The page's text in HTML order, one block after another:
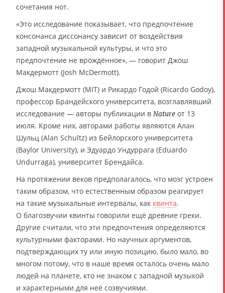
сочетания нот.
«Это исследование показывает, что предпочтение
консонанса диссонансу зависит от воздействия
западной музыкальной культуры, и что это
предпочтение не врождённое», — говорит Джош
Макдермотт (Josh McDermott).
Джош Макдермотт (MIT) и Рикардо Годой (Ricardo Godoy),
профессор Брандейского университета, возглавлявший
исследование — авторы публикации в Nature от 13
июля. Кроме них, авторами работы являются Алан
Шульц (Alan Schultz) из Бейлорского университета
(Baylor University), и Эдуардо Ундуррага (Eduardo
Undurraga), университет Брендайса.
На протяжении веков предполагалось, что мозг устроен
таким образом, что естественным образом реагирует
на такие музыкальные интервалы, как квинта.
О благозвучии квинты говорили ещё древние греки.
Другие считали, что эти предпочтения определяются
культурными факторами. Но научных аргументов,
подтверждающих ту или иную позицию, было мало, во
многом потому, что в наше время осталось очень мало
людей на планете, кто не знаком с западной музыкой
и характерными для неё созвучиями.